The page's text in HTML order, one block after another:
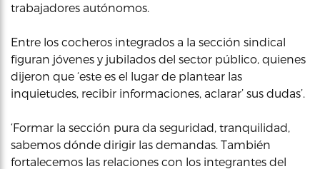
trabajadores autónomos.
Entre los cocheros integrados a la sección sindical
figuran jóvenes y jubilados del sector público, quienes
dijeron que ‘este es el lugar de plantear las
inquietudes, recibir informaciones, aclarar’ sus dudas’.
‘Formar la sección pura da seguridad, tranquilidad,
sabemos dónde dirigir las demandas. También
fortalecemos las relaciones con los integrantes del